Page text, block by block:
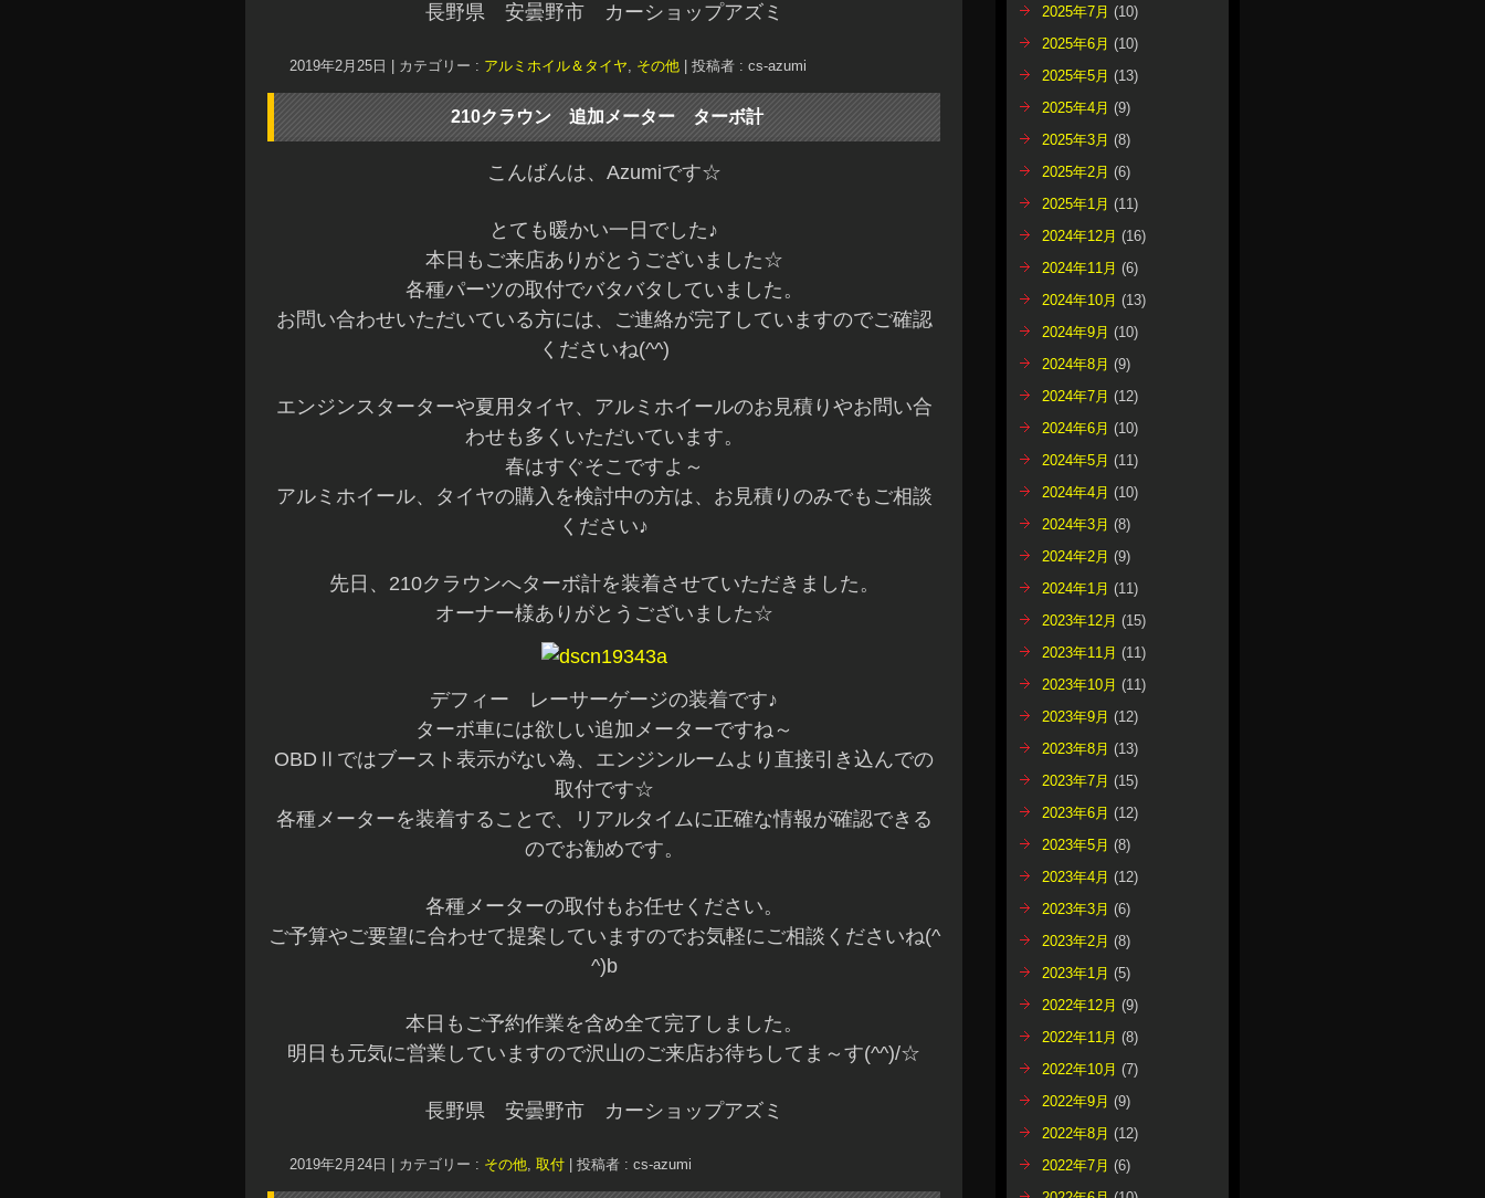
長野県 安曇野市 カーショップアズミ
2019年2月25日 カテゴリー : アルミホイル＆タイヤ, その他 投稿者 : cs-azumi
210クラウン 追加メーター ターボ計
こんばんは、Azumiです☆
とても暖かい一日でした♪
本日もご来店ありがとうございました☆
各種パーツの取付でバタバタしていました。
お問い合わせいただいている方には、ご連絡が完了していますのでご確認
くださいね(^^)
エンジンスターターや夏用タイヤ、アルミホイールのお見積りやお問い合
わせも多くいただいています。
春はすぐそこですよ～
アルミホイール、タイヤの購入を検討中の方は、お見積りのみでもご相談
ください♪
先日、210クラウンへターボ計を装着させていただきました。
オーナー様ありがとうございました☆
デフィー レーサーゲージの装着です♪
ターボ車には欲しい追加メーターですね～
OBDⅡではブースト表示がない為、エンジンルームより直接引き込んでの
取付です☆
各種メーターを装着することで、リアルタイムに正確な情報が確認できる
のでお勧めです。
各種メーターの取付もお任せください。
ご予算やご要望に合わせて提案していますのでお気軽にご相談くださいね(^
^)b
本日もご予約作業を含め全て完了しました。
明日も元気に営業していますので沢山のご来店お待ちしてま～す(^^)/☆
長野県 安曇野市 カーショップアズミ
2019年2月24日 カテゴリー : その他, 取付 投稿者 : cs-azumi
2025年7月 (10)
2025年6月 (10)
2025年5月 (13)
2025年4月 (9)
2025年3月 (8)
2025年2月 (6)
2025年1月 (11)
2024年12月 (16)
2024年11月 (6)
2024年10月 (13)
2024年9月 (10)
2024年8月 (9)
2024年7月 (12)
2024年6月 (10)
2024年5月 (11)
2024年4月 (10)
2024年3月 (8)
2024年2月 (9)
2024年1月 (11)
2023年12月 (15)
2023年11月 (11)
2023年10月 (11)
2023年9月 (12)
2023年8月 (13)
2023年7月 (15)
2023年6月 (12)
2023年5月 (8)
2023年4月 (12)
2023年3月 (6)
2023年2月 (8)
2023年1月 (5)
2022年12月 (9)
2022年11月 (8)
2022年10月 (7)
2022年9月 (9)
2022年8月 (12)
2022年7月 (6)